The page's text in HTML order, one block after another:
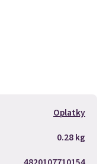
Oplatky
0.28 kg